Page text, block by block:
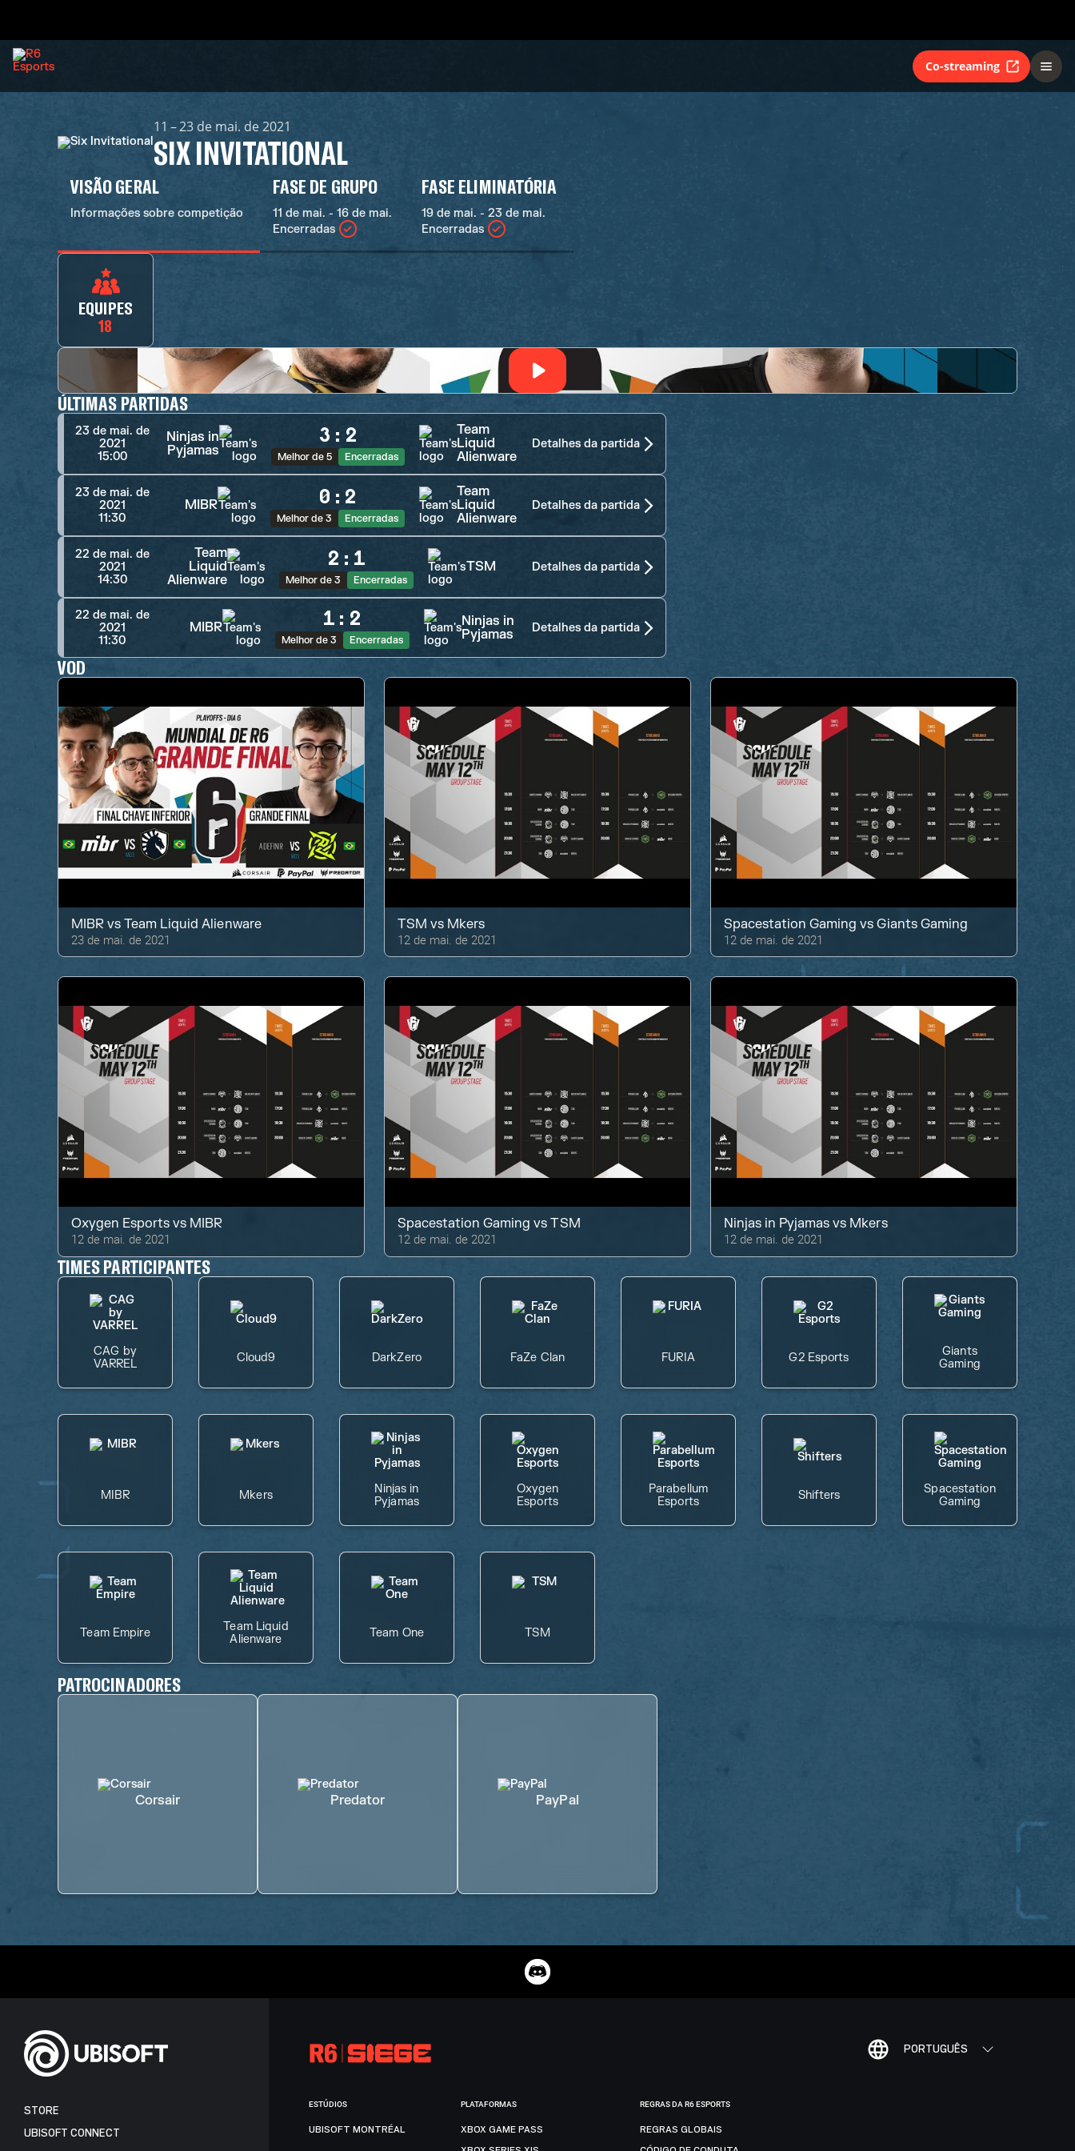
Co-streaming
11 – 23 de mai. de 2021
SIX INVITATIONAL
VISÃO GERAL
Informações sobre competição
FASE DE GRUPO
11 de mai. - 16 de mai.
Encerradas
FASE ELIMINATÓRIA
19 de mai. - 23 de mai.
Encerradas
EQUIPES
18
ÚLTIMAS PARTIDAS
23 de mai. de
2021
15:00
Ninjas in
Pyjamas
3 : 2
Melhor de 5 Encerradas
Team
Liquid
Alienware
Detalhes da partida
23 de mai. de
2021
11:30
MIBR 0 : 2
Melhor de 3 Encerradas
Team
Liquid
Alienware
Detalhes da partida
22 de mai. de
2021
14:30
Team
Liquid
Alienware
2 : 1
Melhor de 3 Encerradas
TSM Detalhes da partida
22 de mai. de
2021
11:30
MIBR 1 : 2
Melhor de 3 Encerradas
Ninjas in
Pyjamas
Detalhes da partida
VOD
MIBR vsTeam Liquid Alienware
23 de mai. de 2021
TSM vs Mkers
12 de mai. de 2021
Spacestation Gaming vsGiants Gaming
12 de mai. de 2021
Oxygen Esports vs MIBR
12 de mai. de 2021
Spacestation Gaming vsTSM
12 de mai. de 2021
Ninjas in Pyjamas vs Mkers
12 de mai. de 2021
TIMES PARTICIPANTES
CAG by
VARREL
Cloud9 DarkZero FaZe Clan FURIA G2 Esports
Giants
Gaming
MIBR Mkers
Ninjas in
Pyjamas
Oxygen
Esports
Parabellum
Esports
Shifters
Spacestation
Gaming
Team Empire
Team Liquid
Alienware
Team One TSM
PATROCINADORES
Corsair Predator PayPal
PORTUGUÊS
STORE
UBISOFT CONNECT
ESTÚDIOS
UBISOFT MONTRÉAL
PLATAFORMAS
XBOX GAME PASS
REGRAS DA R6 ESPORTS
REGRAS GLOBAIS